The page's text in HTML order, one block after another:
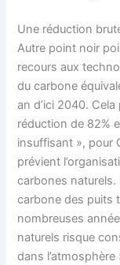
Une réduction
Autre point noir
recours aux
du carbone
an d’ici 2040. Cela
réduction de 82%
insuffisant », pour
prévient
carbones naturels.
carbone des puits
nombreuses
naturels risque
dans